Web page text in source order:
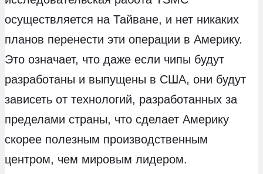
осуществляется на Тайване, и нет никаких
планов перенести эти операции в Америку.
Это означает, что даже если чипы будут
разработаны и выпущены в США, они будут
зависеть от технологий, разработанных за
пределами страны, что сделает Америку
скорее полезным производственным
центром, чем мировым лидером.